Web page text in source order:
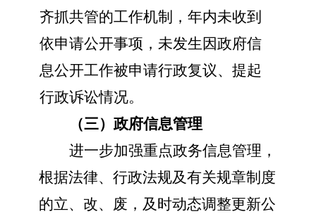
齐抓共管的工作机制，年内未收到
依申请公开事项，未发生因政府信
息公开工作被申请行政复议、提起
行政诉讼情况。
（三）政府信息管理
进一步加强重点政务信息管理，
根据法律、行政法规及有关规章制度
的立、改、废，及时动态调整更新公